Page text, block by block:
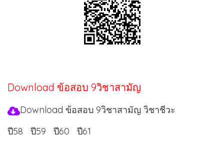
Download ข้อสอบ 9วิชาสามัญ
Download ข้อสอบ 9วิชาสามัญ วิชาชีวะ
ปี58
ปี59 ปี60 ปี61